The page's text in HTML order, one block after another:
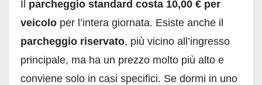
Il parcheggio standard costa 10,00 € per
veicolo per l’intera giornata. Esiste anche il
parcheggio riservato, più vicino all’ingresso
principale, ma ha un prezzo molto più alto e
conviene solo in casi specifici. Se dormi in uno